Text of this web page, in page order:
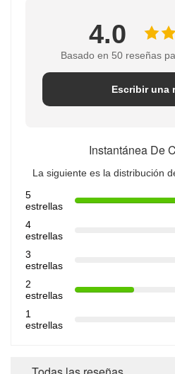
4.0
Basado en 50 reseñas
Escribir una
Instantánea De
La siguiente es la distribución
5
estrellas
4
estrellas
3
estrellas
2
estrellas
1
estrellas